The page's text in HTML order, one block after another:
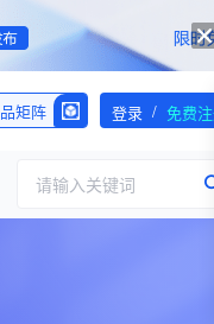
矩阵 登录 / 免费
请输入关键词